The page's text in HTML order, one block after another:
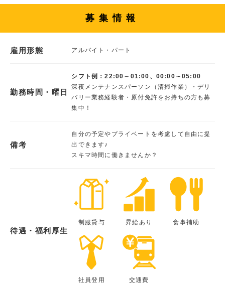
募集情報
雇用形態 アルバイト・パート
勤務時間・曜日
シフト例：22:00～01:00、00:00～05:00
深夜メンテナンスパーソン（清掃作業）・デリ
バリー業務経験者・原付免許をお持ちの方も募
集中！
備考
自分の予定やプライベートを考慮して自由に提
出できます♪
スキマ時間に働きませんか？
待遇・福利厚生
制服貸与 昇給あり 食事補助
社員登用 交通費